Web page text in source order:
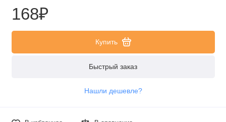
168₽
Купить
Быстрый заказ
Нашли дешевле?